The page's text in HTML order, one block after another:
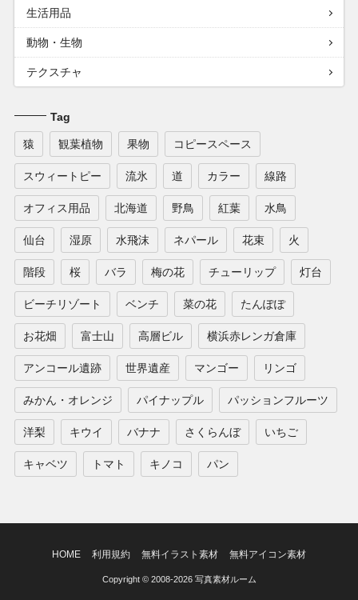
生活用品
動物・生物
テクスチャ
Tag
猿 観葉植物 果物 コピースペース
スウィートピー 流氷 道 カラー 線路
オフィス用品 北海道 野鳥 紅葉 水鳥
仙台 湿原 水飛沫 ネパール 花束 火
階段 桜 バラ 梅の花 チューリップ 灯台
ビーチリゾート ベンチ 菜の花 たんぽぽ
お花畑 富士山 高層ビル 横浜赤レンガ倉庫
アンコール遺跡 世界遺産 マンゴー リンゴ
みかん・オレンジ パイナップル パッションフルーツ
洋梨 キウイ バナナ さくらんぼ いちご
キャベツ トマト キノコ パン
HOME 利用規約 無料イラスト素材 無料アイコン素材
Copyright © 2008-2026 写真素材ルーム